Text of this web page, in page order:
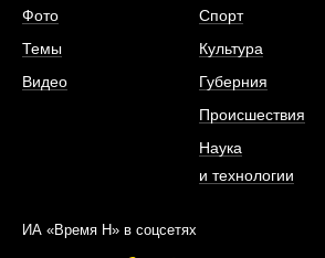
Фото
Темы
Видео
Спорт
Культура
Губерния
Происшествия
Наука
и технологии
ИА «Время Н» в соцсетях